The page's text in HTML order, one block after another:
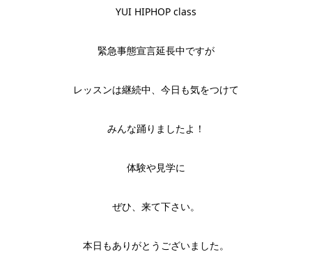
YUI HIPHOP class
緊急事態宣言延長中ですが
レッスンは継続中、今日も気をつけて
みんな踊りましたよ！
体験や見学に
ぜひ、来て下さい。
本日もありがとうございました。